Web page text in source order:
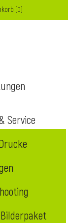
(0)
Service